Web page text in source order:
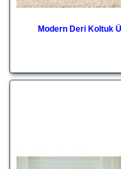
Modern Deri Koltuk